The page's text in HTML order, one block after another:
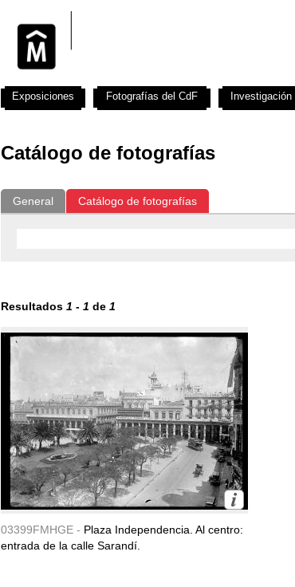
Catálogo de fotografías
General Catálogo de fotografías
Resultados 1 - 1 de 1
03399FMHGE - Plaza Independencia. Al centro:
entrada de la calle Sarandí.
Exposiciones Fotografías del CdF Investigación